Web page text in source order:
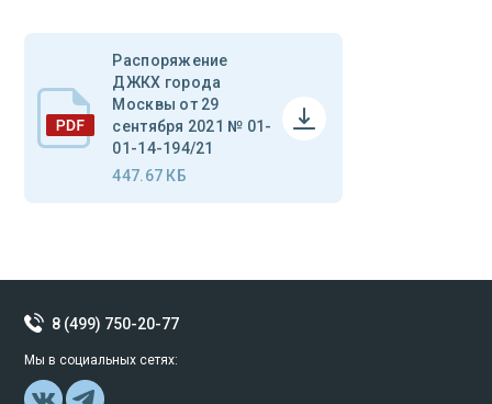
Распоряжение
ДЖКХ города
Москвы от 29
сентября 2021 № 01-
01-14-194/21
447.67 КБ
8 (499) 750-20-77
Мы в социальных сетях: